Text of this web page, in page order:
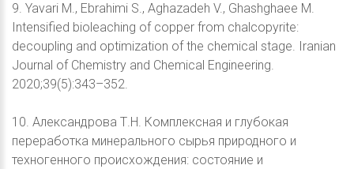
9. Yavari M., Ebrahimi S., Aghazadeh V., Ghashghaee M.
Intensified bioleaching of copper from chalcopyrite:
decoupling and optimization of the chemical stage. Iranian
Journal of Chemistry and Chemical Engineering.
2020;39(5):343–352.
10. Александрова Т.Н. Комплексная и глубокая
переработка минерального сырья природного и
техногенного происхождения: состояние и